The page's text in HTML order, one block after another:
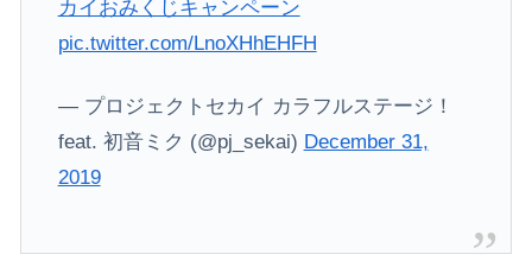
カイおみくじキャンペーン
pic.twitter.com/LnoXHhEHFH
— プロジェクトセカイ カラフルステージ！
feat. 初音ミク (@pj_sekai) December 31,
2019